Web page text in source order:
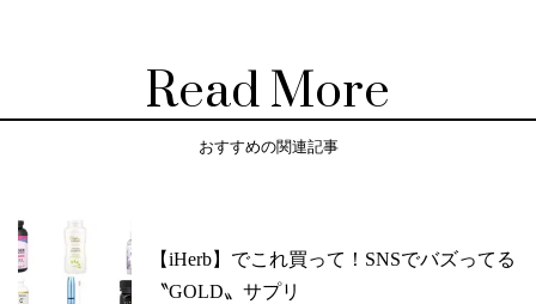
Read More
おすすめの関連記事
【iHerb】でこれ買って！SNSでバズってる
〝GOLD〟サプリ